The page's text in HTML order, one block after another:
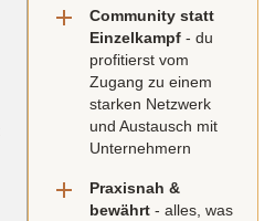
Community statt
Einzelkampf - du
profitierst vom
Zugang zu einem
starken Netzwerk
und Austausch mit
Unternehmern
Praxisnah &
bewährt - alles, was